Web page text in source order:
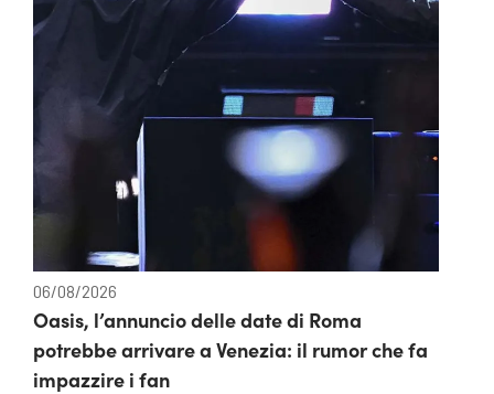
06/08/2026
Oasis, l’annuncio delle date di Roma
potrebbe arrivare a Venezia: il rumor che fa
impazzire i fan